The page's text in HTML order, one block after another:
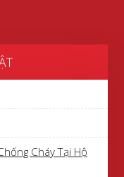
Cháy Tại Hộ